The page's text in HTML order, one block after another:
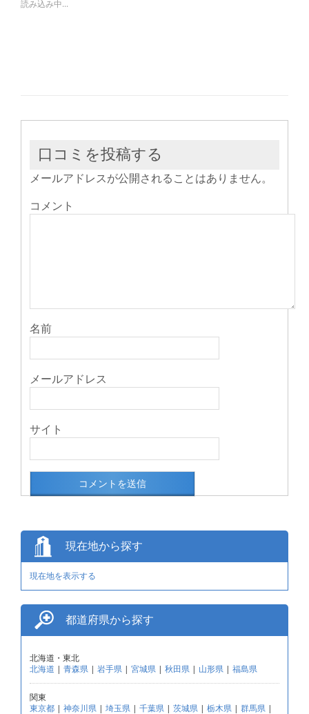
共
す) ィ
ウ
で
き
ま
す)
読み込み中...
口コミを投稿する
メールアドレスが公開されることはありません。
コメント
名前
メールアドレス
サイト
現在地から探す
現在地を表示する
都道府県から探す
北海道・東北
北海道 | 青森県 | 岩手県 | 宮城県 | 秋田県 | 山形県 | 福島県
関東
東京都 | 神奈川県 | 埼玉県 | 千葉県 | 茨城県 | 栃木県 | 群馬県 |